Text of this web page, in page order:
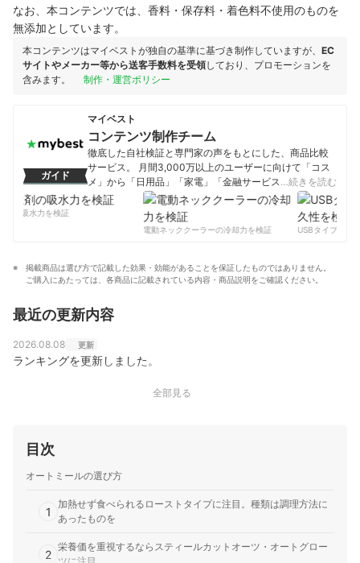
なお、本コンテンツでは、香料・保存料・着色料不使用のものを
無添加としています。
本コンテンツはマイベストが独自の基準に基づき制作していますが、 EC
サイトやメーカー等から送客手数料を受領しており、プロモーションを
含みます。
制作・運営ポリシー
ガイド
マイベスト
コンテンツ制作チーム
徹底した自社検証と専門家の声をもとにした、商品比較
サービス。 月間3,000万以上のユーザーに向けて「コス
メ」から「日用品」「家電」「金融サービス」まで、ベ
ストな商品を選んでもらうために、毎日コンテンツを制
コンテンツ制作チームのプロフィール
…続きを読む
の吸水力を検証
電動ネッククーラーの冷却力を検証
USBタイプCケー
掲載商品は選び方で記載した効果・効能があることを保証したものではありません。
ご購入にあたっては、各商品に記載されている内容・商品説明をご確認ください。
最近の更新内容
2026.08.08 更新
ランキングを更新しました。
全部見る
目次
オートミールの選び方
1
加熱せず食べられるローストタイプに注目。種類は調理方法に
あったものを
2
栄養価を重視するならスティールカットオーツ・オートグロー